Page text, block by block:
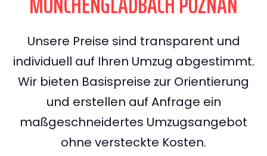
Unsere Preise sind transparent und
individuell auf Ihren Umzug abgestimmt.
Wir bieten Basispreise zur Orientierung
und erstellen auf Anfrage ein
maßgeschneidertes Umzugsangebot
ohne versteckte Kosten.